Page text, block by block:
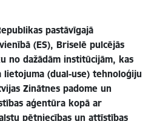
pastāvīgajā
(ES), Briselē pulcējās
no dažādām institūcijām, kas
(dual-use) tehnoloģiju
Zinātnes padome un
aģentūra kopā ar
pētniecības un attīstības